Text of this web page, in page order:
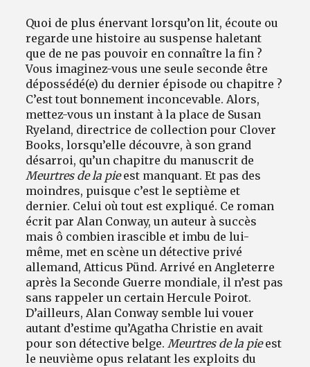
Quoi de plus énervant lorsqu’on lit, écoute ou
regarde une histoire au suspense haletant
que de ne pas pouvoir en connaître la fin ?
Vous imaginez-vous une seule seconde être
dépossédé(e) du dernier épisode ou chapitre ?
C’est tout bonnement inconcevable. Alors,
mettez-vous un instant à la place de Susan
Ryeland, directrice de collection pour Clover
Books, lorsqu’elle découvre, à son grand
désarroi, qu’un chapitre du manuscrit de
Meurtres de la pieest manquant. Et pas des
moindres, puisque c’est le septième et
dernier. Celui où tout est expliqué. Ce roman
écrit par Alan Conway, un auteur à succès
mais ô combien irascible et imbu de lui-
même, met en scène un détective privé
allemand, Atticus Pünd. Arrivé en Angleterre
après la Seconde Guerre mondiale, il n’est pas
sans rappeler un certain Hercule Poirot.
D’ailleurs, Alan Conway semble lui vouer
autant d’estime qu’Agatha Christie en avait
pour son détective belge. Meurtres de la pieest
le neuvième opus relatant les exploits du